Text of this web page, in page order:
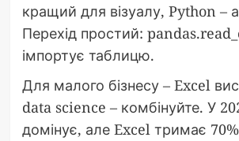
кращий для візуалу, Python –
Перехід простий:
імпортує таблицю.
Для малого бізнесу – Excel
data science – комбінуйте. У
домінує, але Excel тримає